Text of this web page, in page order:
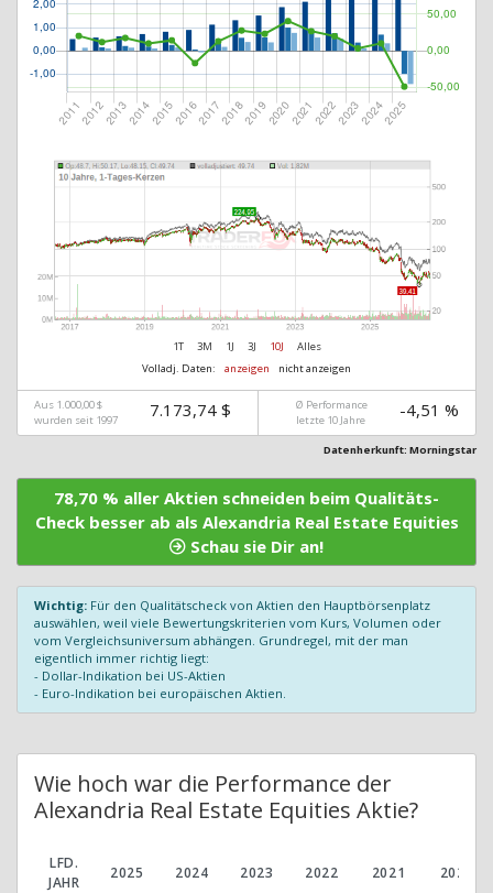
1T 3M 1J 3J 10J
Alles
Volladj. Daten:
anzeigen nicht anzeigen
Aus 1.000,00 $
wurden seit 1997
7.173,74 $
Ø Performance
letzte 10 Jahre
-4,51 %
Datenherkunft: Morningstar
78,70 % aller Aktien schneiden beim Qualitäts-
Check besser ab als Alexandria Real Estate Equities
Schau sie Dir an!
Wichtig: Für den Qualitätscheck von Aktien den Hauptbörsenplatz
auswählen, weil viele Bewertungskriterien vom Kurs, Volumen oder
vom Vergleichsuniversum abhängen. Grundregel, mit der man
eigentlich immer richtig liegt:
- Dollar-Indikation bei US-Aktien
- Euro-Indikation bei europäischen Aktien.
Wie hoch war die Performance der
Alexandria Real Estate Equities Aktie?
LFD.
JAHR
2025 2024 2023 2022 2021
2020